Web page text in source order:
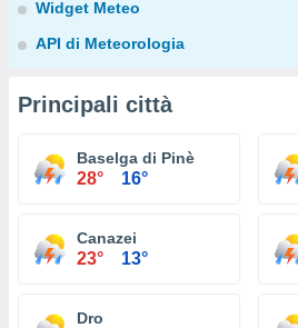
Widget Meteo
API di Meteorologia
Principali città
Baselga di Pinè
28° 16°
Canazei
23° 13°
Dro